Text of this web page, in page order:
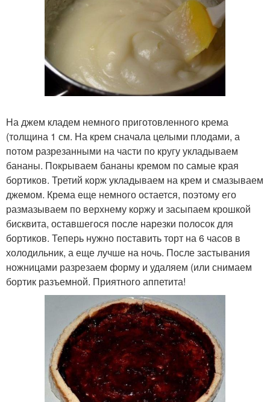
На джем кладем немного приготовленного крема
(толщина 1 см. На крем сначала целыми плодами, а
потом разрезанными на части по кругу укладываем
бананы. Покрываем бананы кремом по самые края
бортиков. Третий корж укладываем на крем и смазываем
джемом. Крема еще немного остается, поэтому его
размазываем по верхнему коржу и засыпаем крошкой
бисквита, оставшегося после нарезки полосок для
бортиков. Теперь нужно поставить торт на 6 часов в
холодильник, а еще лучше на ночь. После застывания
ножницами разрезаем форму и удаляем (или снимаем
бортик разъемной. Приятного аппетита!